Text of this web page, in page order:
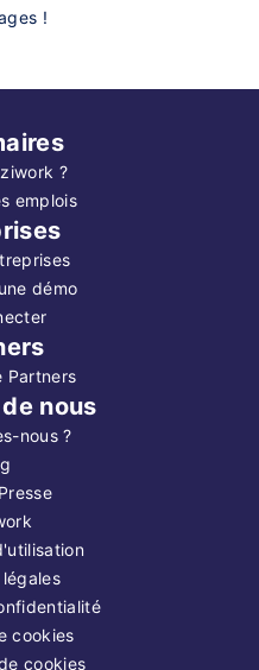
!
?
emplois
démo
Partners
nous
nous ?
cookies
cookies